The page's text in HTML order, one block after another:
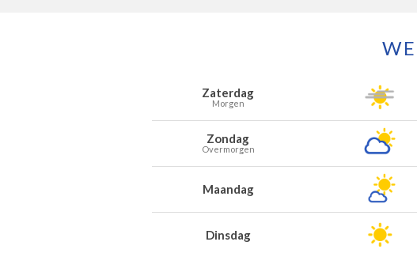
Weersverwachting voor Parc Chlorophylle voor
Weer Temperaturen Neerslag
Zaterdag
Morgen
Zondag
Overmorgen
Maandag
Dinsdag